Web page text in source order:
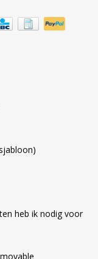
heb ik nodig voor